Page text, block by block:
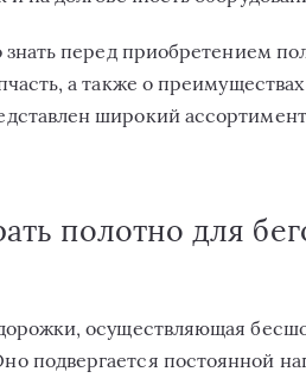
перед приобретением
а также о преимуществах
широкий
полотно для
осуществляющая
подвергается постоянной